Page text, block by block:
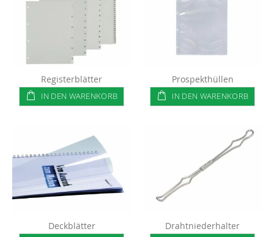
Registerblätter
IN DEN WARENKORB
Prospekthüllen
IN DEN WARENKORB
Deckblätter Drahtniederhalter